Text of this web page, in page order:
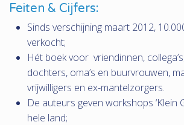
Feiten & Cijfers:
Sinds verschijning maart 2012,
verkocht;
Hét boek voor vriendinnen,
dochters, oma’s en buurvrouwen,
vrijwilligers en ex-mantelzorgers.
De auteurs geven workshops ‘Klein
hele land;